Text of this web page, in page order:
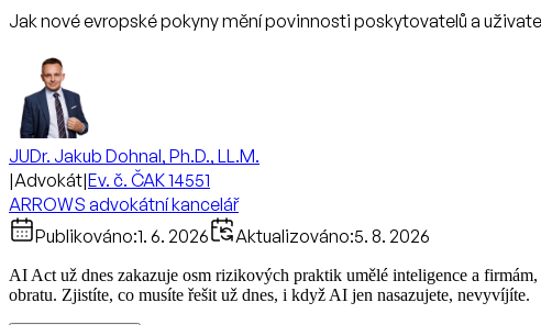
Jak nové evropské pokyny mění povinnosti poskytovatelů a
JUDr. Jakub Dohnal, Ph.D., LL.M.
|Advokát|Ev. č. ČAK 14551
ARROWS advokátní kancelář
Publikováno:1. 6. 2026 Aktualizováno:5. 8. 2026
AI Act už dnes zakazuje osm rizikových praktik umělé inteligence a
obratu. Zjistíte, co musíte řešit už dnes, i když AI jen nasazujete, nevyvíjíte.